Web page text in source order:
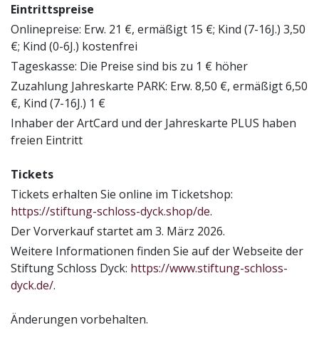
Eintrittspreise
Onlinepreise: Erw. 21 €, ermäßigt 15 €; Kind (7-16J.) 3,50
€; Kind (0-6J.) kostenfrei
Tageskasse: Die Preise sind bis zu 1 € höher
Zuzahlung Jahreskarte PARK: Erw. 8,50 €, ermäßigt 6,50
€, Kind (7-16J.) 1 €
Inhaber der ArtCard und der Jahreskarte PLUS haben
freien Eintritt
Tickets
Tickets erhalten Sie online im Ticketshop:
https://stiftung-schloss-dyck.shop/de.
Der Vorverkauf startet am 3. März 2026.
Weitere Informationen finden Sie auf der Webseite der
Stiftung Schloss Dyck: https://www.stiftung-schloss-
dyck.de/.
Änderungen vorbehalten.